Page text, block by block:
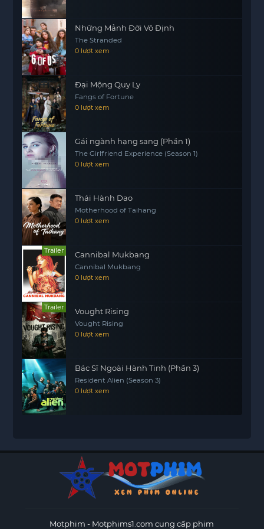
Những Mảnh Đời Vô Định
The Stranded
0 lượt xem
Đại Mộng Quy Ly
Fangs of Fortune
0 lượt xem
Gái ngành hạng sang (Phần 1)
The Girlfriend Experience (Season 1)
0 lượt xem
Thái Hành Dao
Motherhood of Taihang
0 lượt xem
Trailer Cannibal Mukbang
Cannibal Mukbang
0 lượt xem
Trailer Vought Rising
Vought Rising
0 lượt xem
Bác Sĩ Ngoài Hành Tinh (Phần 3)
Resident Alien (Season 3)
0 lượt xem
Motphim - Motphims1.com cung cấp phim